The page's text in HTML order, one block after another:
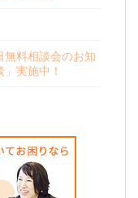
無料相談会のお知
実施中！